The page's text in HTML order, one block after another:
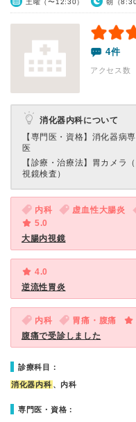
土曜（〜12:30） 朝（8:30
4件
アクセス数
消化器内科について
【専門医・資格】 消化器病
医
【診療・治療法】 胃カメラ
視鏡検査）
内科 虚血性大腸炎
5.0
大腸内視鏡
4.0
逆流性胃炎
内科 胃痛・腹痛
腹痛で受診しました
診療科目：
消化器内科 、内科
専門医・資格：